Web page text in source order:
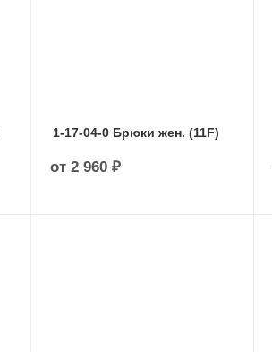
1-17-04-0 Брюки жен. (11F)
от2 960 ₽